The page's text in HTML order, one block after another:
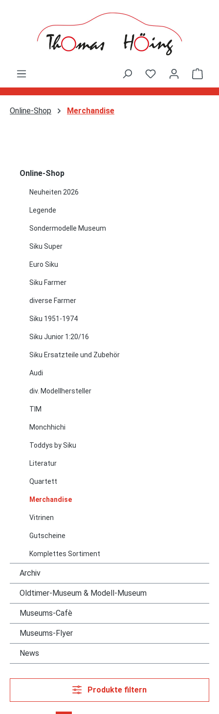
Online-Shop Merchandise
Online-Shop
Neuheiten 2026
Legende
Sondermodelle Museum
Siku Super
Euro Siku
Siku Farmer
diverse Farmer
Siku 1951-1974
Siku Junior 1:20/16
Siku Ersatzteile und Zubehör
Audi
div. Modellhersteller
TIM
Monchhichi
Toddys by Siku
Literatur
Quartett
Merchandise
Vitrinen
Gutscheine
Komplettes Sortiment
Archiv
Oldtimer-Museum & Modell-Museum
Museums-Cafè
Museums-Flyer
News
Produkte filtern